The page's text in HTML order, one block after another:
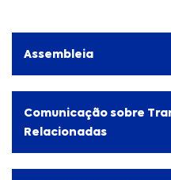
Assembleia
Comunicação sobre
Relacionadas